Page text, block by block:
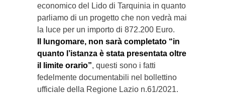
economico del Lido di Tarquinia in quanto
parliamo di un progetto che non vedrà mai
la luce per un importo di 872.200 Euro.
Il lungomare, non sarà completato “in
quanto l’istanza è stata presentata oltre
il limite orario”, questi sono i fatti
fedelmente documentabili nel bollettino
ufficiale della Regione Lazio n.61/2021.